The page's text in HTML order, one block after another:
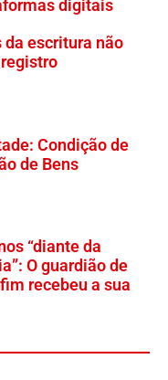
digitais
da escritura não
registro
Condição de
de Bens
“diante da
O guardião de
recebeu a sua